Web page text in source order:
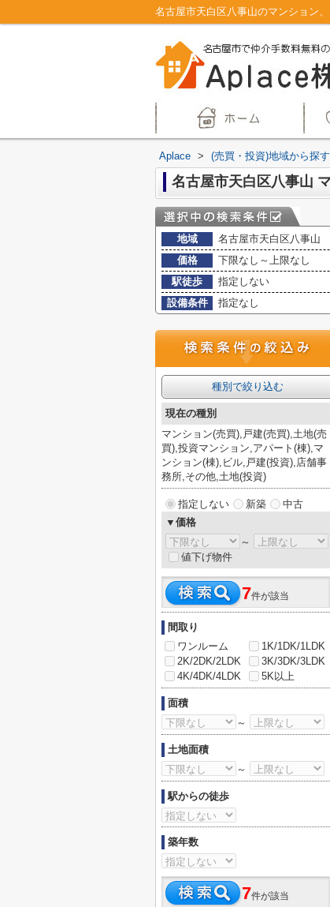
Aplace > (売買・投資)地域から探す
地域
名古屋市天白区八事山
価格
下限なし～上限なし
駅徒歩
指定しない
設備条件
指定なし
種別で絞り込む
現在の種別
マンション(売買),戸建(売買),土地(売
買),投資マンション,アパート(棟),マ
ンション(棟),ビル,戸建(投資),店舗事
務所,その他,土地(投資)
指定しない 新築
中古
▼価格
～
値下げ物件
7件が該当
間取り
ワンルーム
1K/1DK/1LDK
2K/2DK/2LDK
3K/3DK/3LDK
4K/4DK/4LDK
5K以上
面積
～
土地面積
～
駅からの徒歩
築年数
7件が該当